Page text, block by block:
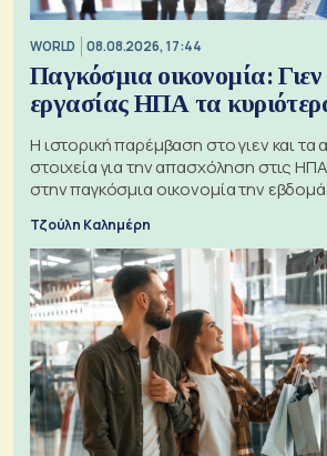
WORLD 08.08.2026, 17:44
Παγκόσμια οικονομία:
εργασίας ΗΠΑ τα
Η ιστορική παρέμβαση στο γιεν και τα
στοιχεία για την απασχόληση στις
στην παγκόσμια οικονομία την
Τζούλη Καλημέρη